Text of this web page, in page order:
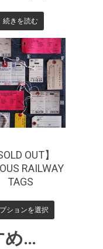
続きを読む
¥770
OUT】
RAILWAY
TAGS
ションを選択
め…